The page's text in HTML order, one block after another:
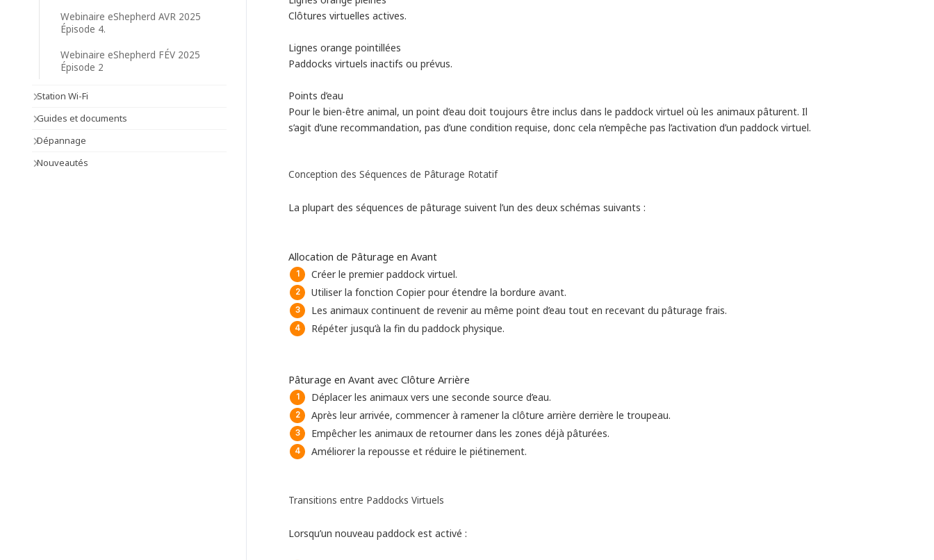
Webinaire eShepherd AVR 2025
Épisode 4.
Webinaire eShepherd FÉV 2025
Épisode 2
Station Wi-Fi
Guides et documents
Dépannage
Nouveautés
Clôtures virtuelles actives.
Lignes orange pointillées
Paddocks virtuels inactifs ou prévus.
Points d’eau
Pour le bien-être animal, un point d’eau doit toujours être inclus dans le paddock virtuel où les animaux pâturent. Il
s’agit d’une recommandation, pas d’une condition requise, donc cela n’empêche pas l’activation d’un paddock virtuel.
Conception des Séquences de Pâturage Rotatif
La plupart des séquences de pâturage suivent l’un des deux schémas suivants :
Allocation de Pâturage en Avant
Créer le premier paddock virtuel.
Utiliser la fonction Copier pour étendre la bordure avant.
Les animaux continuent de revenir au même point d’eau tout en recevant du pâturage frais.
Répéter jusqu’à la fin du paddock physique.
Pâturage en Avant avec Clôture Arrière
Déplacer les animaux vers une seconde source d’eau.
Après leur arrivée, commencer à ramener la clôture arrière derrière le troupeau.
Empêcher les animaux de retourner dans les zones déjà pâturées.
Améliorer la repousse et réduire le piétinement.
Transitions entre Paddocks Virtuels
Lorsqu’un nouveau paddock est activé :